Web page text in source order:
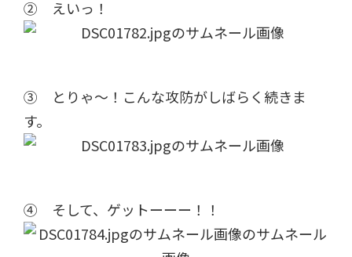
② えいっ！
③ とりゃ～！こんな攻防がしばらく続きま
す。
④ そして、ゲットーーー！！